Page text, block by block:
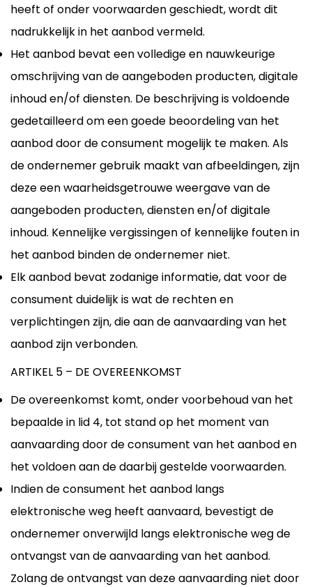
heeft of onder voorwaarden geschiedt, wordt dit
nadrukkelijk in het aanbod vermeld.
Het aanbod bevat een volledige en nauwkeurige
omschrijving van de aangeboden producten, digitale
inhoud en/of diensten. De beschrijving is voldoende
gedetailleerd om een goede beoordeling van het
aanbod door de consument mogelijk te maken. Als
de ondernemer gebruik maakt van afbeeldingen, zijn
deze een waarheidsgetrouwe weergave van de
aangeboden producten, diensten en/of digitale
inhoud. Kennelijke vergissingen of kennelijke fouten in
het aanbod binden de ondernemer niet.
Elk aanbod bevat zodanige informatie, dat voor de
consument duidelijk is wat de rechten en
verplichtingen zijn, die aan de aanvaarding van het
aanbod zijn verbonden.
ARTIKEL 5 – DE OVEREENKOMST
De overeenkomst komt, onder voorbehoud van het
bepaalde in lid 4, tot stand op het moment van
aanvaarding door de consument van het aanbod en
het voldoen aan de daarbij gestelde voorwaarden.
Indien de consument het aanbod langs
elektronische weg heeft aanvaard, bevestigt de
ondernemer onverwijld langs elektronische weg de
ontvangst van de aanvaarding van het aanbod.
Zolang de ontvangst van deze aanvaarding niet door